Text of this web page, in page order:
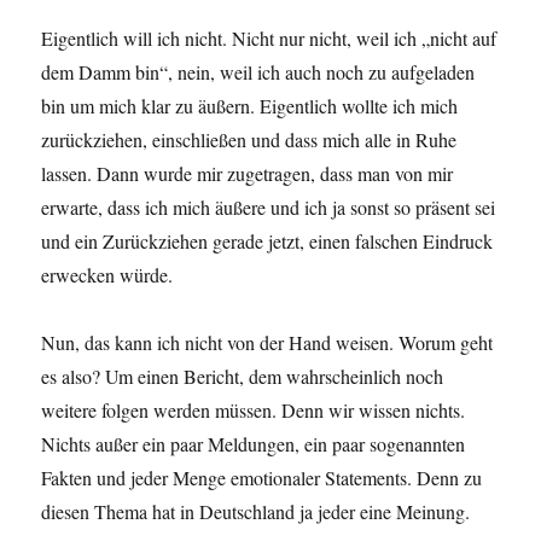
Eigentlich will ich nicht. Nicht nur nicht, weil ich „nicht auf
dem Damm bin“, nein, weil ich auch noch zu aufgeladen
bin um mich klar zu äußern. Eigentlich wollte ich mich
zurückziehen, einschließen und dass mich alle in Ruhe
lassen. Dann wurde mir zugetragen, dass man von mir
erwarte, dass ich mich äußere und ich ja sonst so präsent sei
und ein Zurückziehen gerade jetzt, einen falschen Eindruck
erwecken würde.
Nun, das kann ich nicht von der Hand weisen. Worum geht
es also? Um einen Bericht, dem wahrscheinlich noch
weitere folgen werden müssen. Denn wir wissen nichts.
Nichts außer ein paar Meldungen, ein paar sogenannten
Fakten und jeder Menge emotionaler Statements. Denn zu
diesen Thema hat in Deutschland ja jeder eine Meinung.